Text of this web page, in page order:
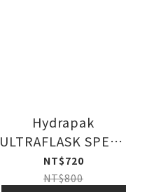
Hydrapak
ULTRAFLASK SPEED
500ml
NT$720
NT$800